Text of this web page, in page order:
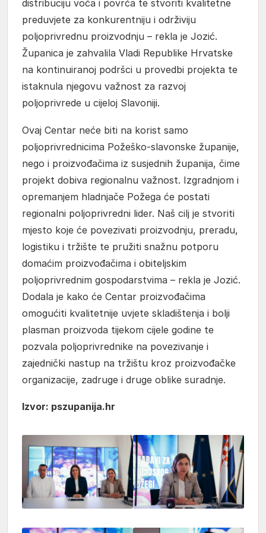
distribuciju voća i povrća te stvoriti kvalitetne
preduvjete za konkurentniju i održiviju
poljoprivrednu proizvodnju – rekla je Jozić.
Županica je zahvalila Vladi Republike Hrvatske
na kontinuiranoj podršci u provedbi projekta te
istaknula njegovu važnost za razvoj
poljoprivrede u cijeloj Slavoniji.
Ovaj Centar neće biti na korist samo
poljoprivrednicima Požeško-slavonske županije,
nego i proizvođačima iz susjednih županija, čime
projekt dobiva regionalnu važnost. Izgradnjom i
opremanjem hladnjače Požega će postati
regionalni poljoprivredni lider. Naš cilj je stvoriti
mjesto koje će povezivati proizvodnju, preradu,
logistiku i tržište te pružiti snažnu potporu
domaćim proizvođačima i obiteljskim
poljoprivrednim gospodarstvima – rekla je Jozić.
Dodala je kako će Centar proizvođačima
omogućiti kvalitetnije uvjete skladištenja i bolji
plasman proizvoda tijekom cijele godine te
pozvala poljoprivrednike na povezivanje i
zajednički nastup na tržištu kroz proizvođačke
organizacije, zadruge i druge oblike suradnje.
Izvor: pszupanija.hr